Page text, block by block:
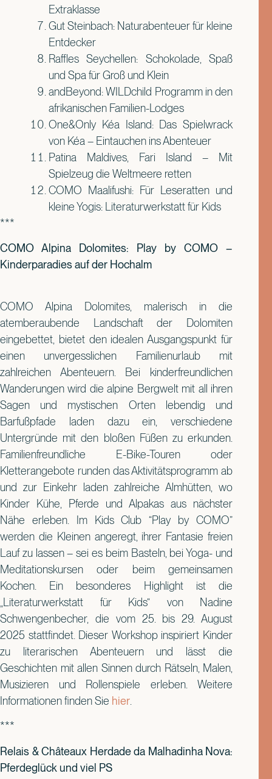
Extraklasse
Gut Steinbach: Naturabenteuer für kleine
Entdecker
Raffles Seychellen: Schokolade, Spaß
und Spa für Groß und Klein
andBeyond: WILDchild Programm in den
afrikanischen Familien-Lodges
One&Only Kéa Island: Das Spielwrack
von Kéa – Eintauchen ins Abenteuer
Patina Maldives, Fari Island – Mit
Spielzeug die Weltmeere retten
COMO Maalifushi: Für Leseratten und
kleine Yogis: Literaturwerkstatt für Kids
***
COMO Alpina Dolomites: Play by COMO –
Kinderparadies auf der Hochalm
COMO Alpina Dolomites, malerisch in die
atemberaubende Landschaft der Dolomiten
eingebettet, bietet den idealen Ausgangspunkt für
einen unvergesslichen Familienurlaub mit
zahlreichen Abenteuern. Bei kinderfreundlichen
Wanderungen wird die alpine Bergwelt mit all ihren
Sagen und mystischen Orten lebendig und
Barfußpfade laden dazu ein, verschiedene
Untergründe mit den bloßen Füßen zu erkunden.
Familienfreundliche E-Bike-Touren oder
Kletterangebote runden das Aktivitätsprogramm ab
und zur Einkehr laden zahlreiche Almhütten, wo
Kinder Kühe, Pferde und Alpakas aus nächster
Nähe erleben. Im Kids Club “Play by COMO”
werden die Kleinen angeregt, ihrer Fantasie freien
Lauf zu lassen – sei es beim Basteln, bei Yoga- und
Meditationskursen oder beim gemeinsamen
Kochen. Ein besonderes Highlight ist die
„Literaturwerkstatt für Kids“ von Nadine
Schwengenbecher, die vom 25. bis 29. August
2025 stattfindet. Dieser Workshop inspiriert Kinder
zu literarischen Abenteuern und lässt die
Geschichten mit allen Sinnen durch Rätseln, Malen,
Musizieren und Rollenspiele erleben. Weitere
Informationen finden Sie hier
***
Relais & Châteaux Herdade da Malhadinha Nova:
Pferdeglück und viel PS